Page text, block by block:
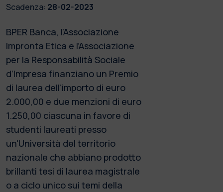
Scadenza: 28-02-2023
BPER Banca, l’Associazione
Impronta Etica e l’Associazione
per la Responsabilità Sociale
d’Impresa finanziano un Premio
di laurea dell’importo di euro
2.000,00 e due menzioni di euro
1.250,00 ciascuna in favore di
studenti laureati presso
un'Università del territorio
nazionale che abbiano prodotto
brillanti tesi di laurea magistrale
o a ciclo unico sui temi della